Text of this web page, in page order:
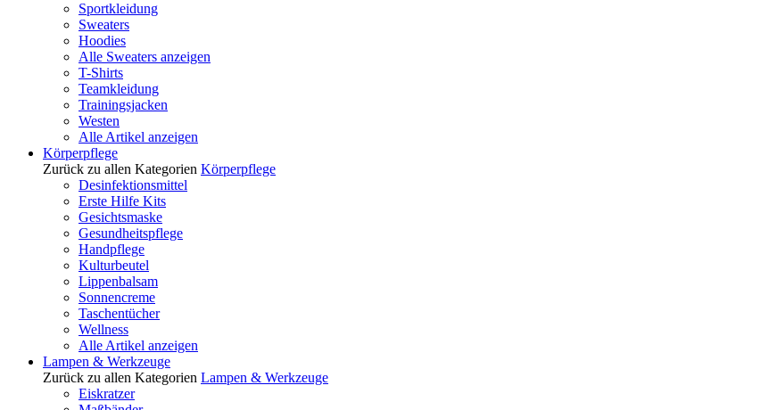
Sportkleidung
Sweaters
Hoodies
Alle Sweaters anzeigen
T-Shirts
Teamkleidung
Trainingsjacken
Westen
Alle Artikel anzeigen
Körperpflege
Zurück zu allen Kategorien Körperpflege
Desinfektionsmittel
Erste Hilfe Kits
Gesichtsmaske
Gesundheitspflege
Handpflege
Kulturbeutel
Lippenbalsam
Sonnencreme
Taschentücher
Wellness
Alle Artikel anzeigen
Lampen & Werkzeuge
Zurück zu allen Kategorien Lampen & Werkzeuge
Eiskratzer